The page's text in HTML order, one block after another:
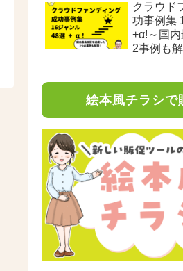
クラウド
功事例集
+α!～国
2事例も
絵本風チラシで